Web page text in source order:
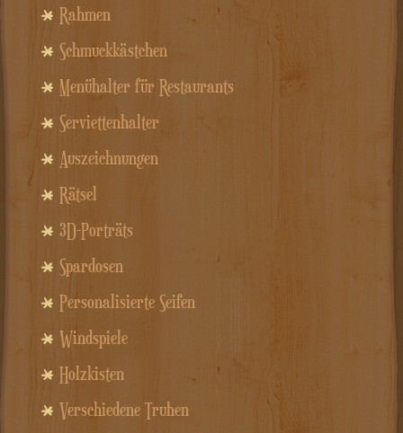
Rahmen
Schmuckkästchen
Menühalter für Restaurants
Serviettenhalter
Auszeichnungen
Rätsel
3D-Porträts
Spardosen
Personalisierte Seifen
Windspiele
Holzkisten
Verschiedene Truhen